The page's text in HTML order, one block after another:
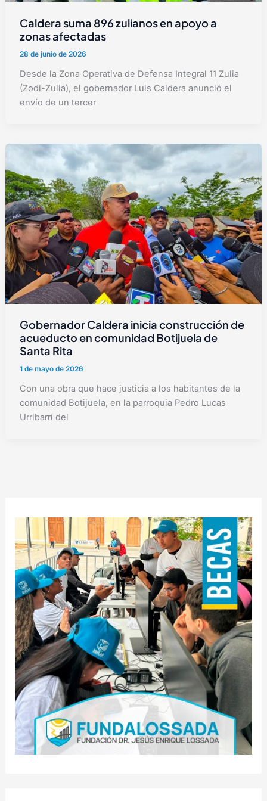
Caldera suma 896 zulianos en apoyo a
zonas afectadas
28 de junio de 2026
Desde la Zona Operativa de Defensa Integral 11 Zulia
(Zodi-Zulia), el gobernador Luis Caldera anunció el
envío de un tercer
Gobernador Caldera inicia construcción de
acueducto en comunidad Botijuela de
Santa Rita
1 de mayo de 2026
Con una obra que hace justicia a los habitantes de la
comunidad Botijuela, en la parroquia Pedro Lucas
Urribarrí del